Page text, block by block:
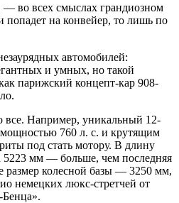
— во всех смыслах грандиозном
попадет на конвейер, то лишь по
автомобилей:
и умных, но такой
парижский концепт-кар 908-
все. Например, уникальный 12-
760 л. с. и крутящим
под стать мотору. В длину
5223 мм — больше, чем последняя
размер колесной базы — 3250 мм,
немецких люкс-стретчей от